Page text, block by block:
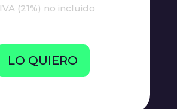
IVA (21%) no incluido
LO QUIERO